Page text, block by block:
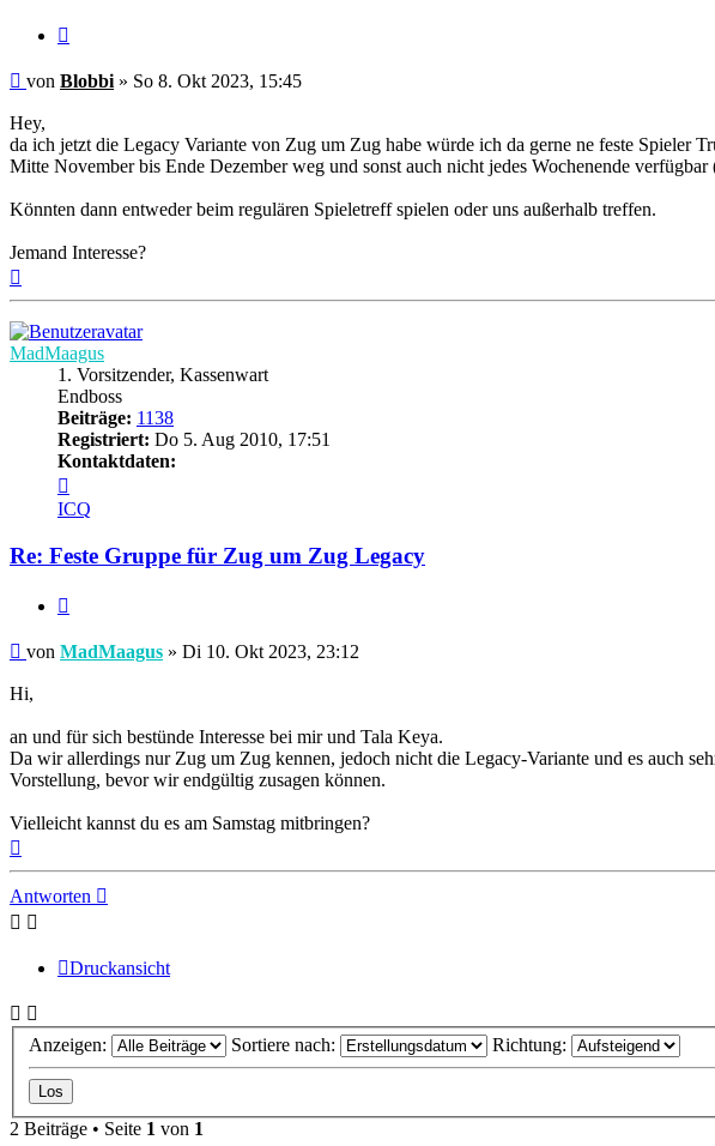
Beitrag
von Blobbi » So 8. Okt 2023, 15:45
Hey,
da ich jetzt die Legacy Variante von Zug um Zug habe würde ich da gerne ne feste Spieler
Mitte November bis Ende Dezember weg und sonst auch nicht jedes Wochenende
Könnten dann entweder beim regulären Spieletreff spielen oder uns außerhalb treffen.
Jemand Interesse?
MadMaagus
1. Vorsitzender, Kassenwart
Endboss
Beiträge: 1138
Registriert: Do 5. Aug 2010, 17:51
Kontaktdaten:
von
MadMaagus
ICQ
Re: Feste Gruppe für Zug um Zug Legacy
Beitrag
von MadMaagus » Di 10. Okt 2023, 23:12
Hi,
an und für sich bestünde Interesse bei mir und Tala Keya.
Da wir allerdings nur Zug um Zug kennen, jedoch nicht die Legacy-Variante und es auch
Vorstellung, bevor wir endgültig zusagen können.
Vielleicht kannst du es am Samstag mitbringen?
Antworten
Druckansicht
Anzeigen: Sortiere nach: Richtung:
2 Beiträge • Seite 1 von 1